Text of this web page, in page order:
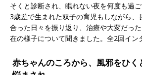
そくと診断され、眠れない夜を何度も過ご
3歳差で生まれた双子の育児もしながら、
合った日々を振り返り、治療や大変だっ
在の様子について聞きました。全2回イン
赤ちゃんのころから、風邪をひく